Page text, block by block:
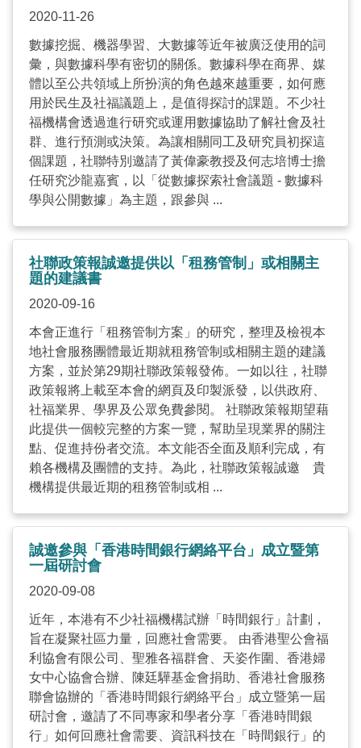
2020-11-26
數據挖掘、機器學習、大數據等近年被廣泛使用的詞
彙，與數據科學有密切的關係。數據科學在商界、媒
體以至公共領域上所扮演的角色越來越重要，如何應
用於民生及社福議題上，是值得探討的課題。不少社
福機構會透過進行研究或運用數據協助了解社會及社
群、進行預測或決策。為讓相關同工及研究員初探這
個課題，社聯特別邀請了黃偉豪教授及何志培博士擔
任研究沙龍嘉賓，以「從數據探索社會議題 - 數據科
學與公開數據」為主題，跟參與 ...
社聯政策報誠邀提供以「租務管制」或相關主
題的建議書
2020-09-16
本會正進行「租務管制方案」的研究，整理及檢視本
地社會服務團體最近期就租務管制或相關主題的建議
方案，並於第29期社聯政策報發佈。一如以往，社聯
政策報將上載至本會的網頁及印製派發，以供政府、
社福業界、學界及公眾免費參閱。 社聯政策報期望藉
此提供一個較完整的方案一覽，幫助呈現業界的關注
點、促進持份者交流。本文能否全面及順利完成，有
賴各機構及團體的支持。為此，社聯政策報誠邀 貴
機構提供最近期的租務管制或相 ...
誠邀參與「香港時間銀行網絡平台」成立暨第
一屆研討會
2020-09-08
近年，本港有不少社福機構試辦「時間銀行」計劃，
旨在凝聚社區力量，回應社會需要。 由香港聖公會福
利協會有限公司、聖雅各福群會、天姿作圍、香港婦
女中心協會合辦、陳廷驊基金會捐助、香港社會服務
聯會協辦的「香港時間銀行網絡平台」成立暨第一屆
研討會，邀請了不同專家和學者分享「香港時間銀
行」如何回應社會需要、資訊科技在「時間銀行」的